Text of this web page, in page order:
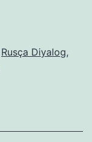
Rusça Diyalog,